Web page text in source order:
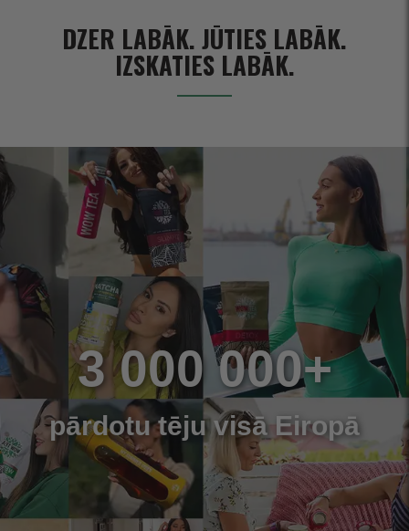
DZER LABĀK. JŪTIES LABĀK.
IZSKATIES LABĀK.
3 000 000+
pārdotu tēju visā Eiropā